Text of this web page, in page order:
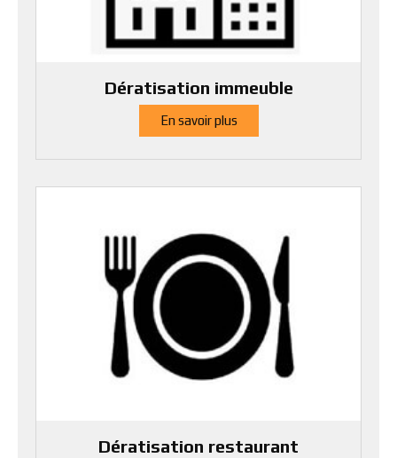
Dératisation immeuble
En savoir plus
Dératisation restaurant